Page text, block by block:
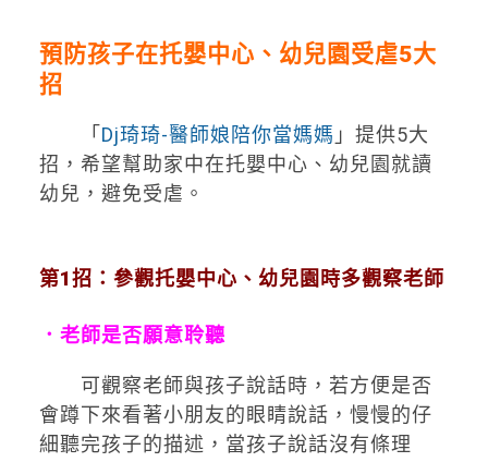
預防孩子在托嬰中心、幼兒園受虐5大
招
「Dj琦琦-醫師娘陪你當媽媽 」提供5大
招，希望幫助家中在托嬰中心、幼兒園就讀
幼兒，避免受虐。
第1招：參觀托嬰中心、幼兒園時多觀察老師
．老師是否願意聆聽
可觀察老師與孩子說話時，若方便是否
會蹲下來看著小朋友的眼睛說話，慢慢的仔
細聽完孩子的描述，當孩子說話沒有條理